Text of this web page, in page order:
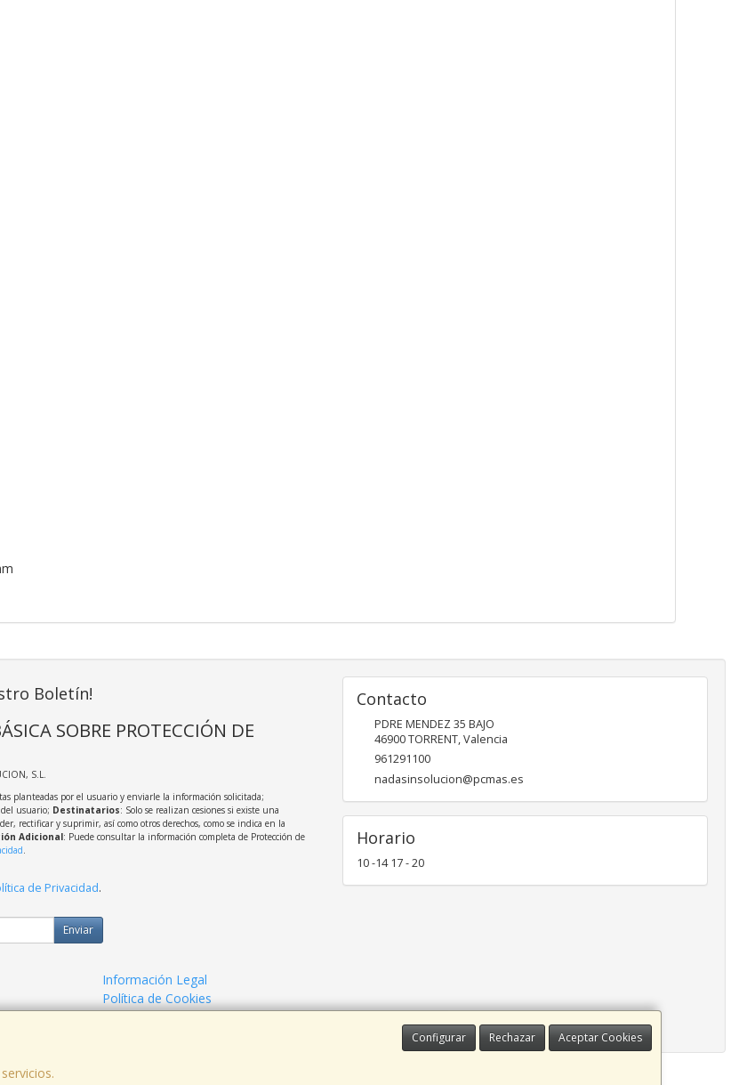
Configurar Rechazar Aceptar Cookies
Boletín!
SOBRE PROTECCIÓN DE
S.L.
planteadas por el usuario y enviarle la información solicitada;
usuario; Destinatarios: Solo se realizan cesiones si existe una
rectificar y suprimir, así como otros derechos, como se indica en la
Adicional: Puede consultar la información completa de Protección de
.
de Privacidad.
Enviar
Información Legal
Política de Cookies
Contacto
PDRE MENDEZ 35 BAJO
46900TORRENT,Valencia
961291100
nadasinsolucion@pcmas.es
Horario
10 -14 17 - 20